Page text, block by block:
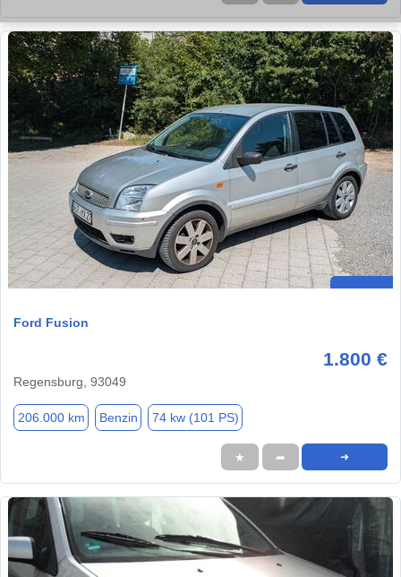
Ford Fusion
1.800 €
Regensburg, 93049
206.000 km Benzin 74 kw (101 PS)
★ ➦ ➜